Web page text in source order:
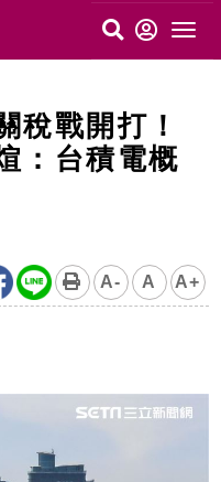
稅戰開打！
：台積電概
A- A A+